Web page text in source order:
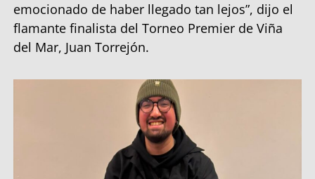
emocionado de haber llegado tan lejos”, dijo el
flamante finalista del Torneo Premier de Viña
del Mar, Juan Torrejón.